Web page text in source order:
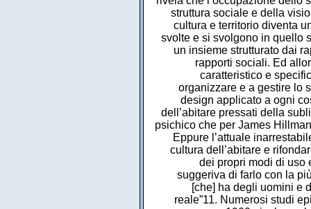
struttura sociale e della
cultura e territorio diventa
svolte e si svolgono in quello
un insieme strutturato dai
rapporti sociali. Ed
caratteristico e
organizzare e a gestire lo
design applicato a ogni
dell’abitare pressati della
psichico che per James
Eppure l’attuale
cultura dell’abitare e
dei propri modi di uso
suggeriva di farlo con la
[che] ha degli uomini e
reale”11. Numerosi studi